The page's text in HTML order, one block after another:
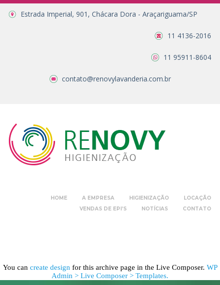
Estrada Imperial, 901, Chácara Dora - Araçariguama/SP
11 4136-2016
11 95911-8604
contato@renovylavanderia.com.br
HOME A EMPRESA HIGIENIZAÇÃO
LOCAÇÃO
VENDAS DE EPI’S
NOTÍCIAS CONTATO
You can create design for this archive page in the Live Composer. WP
Admin > Live Composer > Templates.